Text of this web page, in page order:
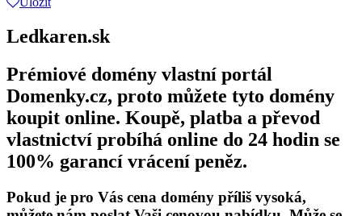
Ledkaren.sk
Prémiové domény vlastní portál
Domenky.cz, proto můžete tyto domény
koupit online. Koupě, platba a převod
vlastnictví probíhá online do 24 hodin se
100% garancí vrácení peněz.
Pokud je pro Vás cena domény příliš vysoká,